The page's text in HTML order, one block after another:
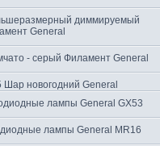
диммируемый
General
- серый Филамент General
Шар новогодний General
лампы General GX53
лампы General MR16